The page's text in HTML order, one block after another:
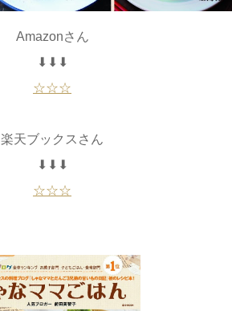
Amazonさん
⬇⬇⬇
☆☆☆
楽天ブックスさん
⬇⬇⬇
☆☆☆